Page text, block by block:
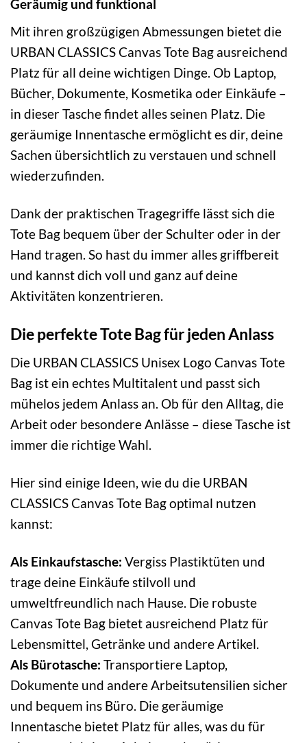
Geräumig und funktional
Mit ihren großzügigen Abmessungen bietet die
URBAN CLASSICS Canvas Tote Bag ausreichend
Platz für all deine wichtigen Dinge. Ob Laptop,
Bücher, Dokumente, Kosmetika oder Einkäufe –
in dieser Tasche findet alles seinen Platz. Die
geräumige Innentasche ermöglicht es dir, deine
Sachen übersichtlich zu verstauen und schnell
wiederzufinden.
Dank der praktischen Tragegriffe lässt sich die
Tote Bag bequem über der Schulter oder in der
Hand tragen. So hast du immer alles griffbereit
und kannst dich voll und ganz auf deine
Aktivitäten konzentrieren.
Die perfekte Tote Bag für jeden Anlass
Die URBAN CLASSICS Unisex Logo Canvas Tote
Bag ist ein echtes Multitalent und passt sich
mühelos jedem Anlass an. Ob für den Alltag, die
Arbeit oder besondere Anlässe – diese Tasche ist
immer die richtige Wahl.
Hier sind einige Ideen, wie du die URBAN
CLASSICS Canvas Tote Bag optimal nutzen
kannst:
Als Einkaufstasche: Vergiss Plastiktüten und
trage deine Einkäufe stilvoll und
umweltfreundlich nach Hause. Die robuste
Canvas Tote Bag bietet ausreichend Platz für
Lebensmittel, Getränke und andere Artikel.
Als Bürotasche: Transportiere Laptop,
Dokumente und andere Arbeitsutensilien sicher
und bequem ins Büro. Die geräumige
Innentasche bietet Platz für alles, was du für